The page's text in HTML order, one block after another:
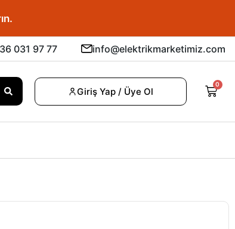
031 97 77 info@elektrikmarketimiz.com
Giriş Yap / Üye Ol
0